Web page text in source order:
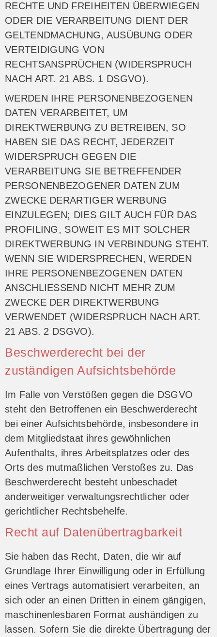
RECHTE UND FREIHEITEN ÜBERWIEGEN
ODER DIE VERARBEITUNG DIENT DER
GELTENDMACHUNG, AUSÜBUNG ODER
VERTEIDIGUNG VON
RECHTSANSPRÜCHEN (WIDERSPRUCH
NACH ART. 21 ABS. 1 DSGVO).
WERDEN IHRE PERSONENBEZOGENEN
DATEN VERARBEITET, UM
DIREKTWERBUNG ZU BETREIBEN, SO
HABEN SIE DAS RECHT, JEDERZEIT
WIDERSPRUCH GEGEN DIE
VERARBEITUNG SIE BETREFFENDER
PERSONENBEZOGENER DATEN ZUM
ZWECKE DERARTIGER WERBUNG
EINZULEGEN; DIES GILT AUCH FÜR DAS
PROFILING, SOWEIT ES MIT SOLCHER
DIREKTWERBUNG IN VERBINDUNG STEHT.
WENN SIE WIDERSPRECHEN, WERDEN
IHRE PERSONENBEZOGENEN DATEN
ANSCHLIESSEND NICHT MEHR ZUM
ZWECKE DER DIREKTWERBUNG
VERWENDET (WIDERSPRUCH NACH ART.
21 ABS. 2 DSGVO).
Beschwerde­recht bei der
zuständigen Aufsichts­behörde
Im Falle von Verstößen gegen die DSGVO
steht den Betroffenen ein Beschwerderecht
bei einer Aufsichtsbehörde, insbesondere in
dem Mitgliedstaat ihres gewöhnlichen
Aufenthalts, ihres Arbeitsplatzes oder des
Orts des mutmaßlichen Verstoßes zu. Das
Beschwerderecht besteht unbeschadet
anderweitiger verwaltungsrechtlicher oder
gerichtlicher Rechtsbehelfe.
Recht auf Daten­übertrag­barkeit
Sie haben das Recht, Daten, die wir auf
Grundlage Ihrer Einwilligung oder in Erfüllung
eines Vertrags automatisiert verarbeiten, an
sich oder an einen Dritten in einem gängigen,
maschinenlesbaren Format aushändigen zu
lassen. Sofern Sie die direkte Übertragung der